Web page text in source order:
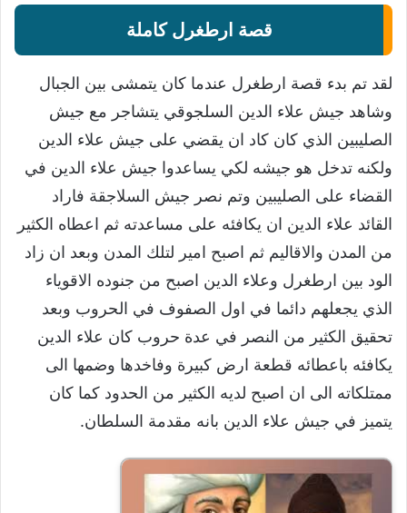
قصة ارطغرل كاملة
لقد تم بدء قصة ارطغرل عندما كان يتمشى بين الجبال
وشاهد جيش علاء الدين السلجوقي يتشاجر مع جيش
الصليبين الذي كان كاد ان يقضي على جيش علاء الدين
ولكنه تدخل هو جيشه لكي يساعدوا جيش علاء الدين في
القضاء على الصليبين وتم نصر جيش السلاجقة فاراد
القائد علاء الدين ان يكافئه على مساعدته ثم اعطاه الكثير
من المدن والاقاليم ثم اصبح امير لتلك المدن وبعد ان زاد
الود بين ارطغرل وعلاء الدين اصبح من جنوده الاقوياء
الذي يجعلهم دائما في اول الصفوف في الحروب وبعد
تحقيق الكثير من النصر في عدة حروب كان علاء الدين
يكافئه باعطائه قطعة ارض كبيرة وفاخدها وضمها الى
ممتلكاته الى ان اصبح لديه الكثير من الحدود كما كان
يتميز في جيش علاء الدين بانه مقدمة السلطان.